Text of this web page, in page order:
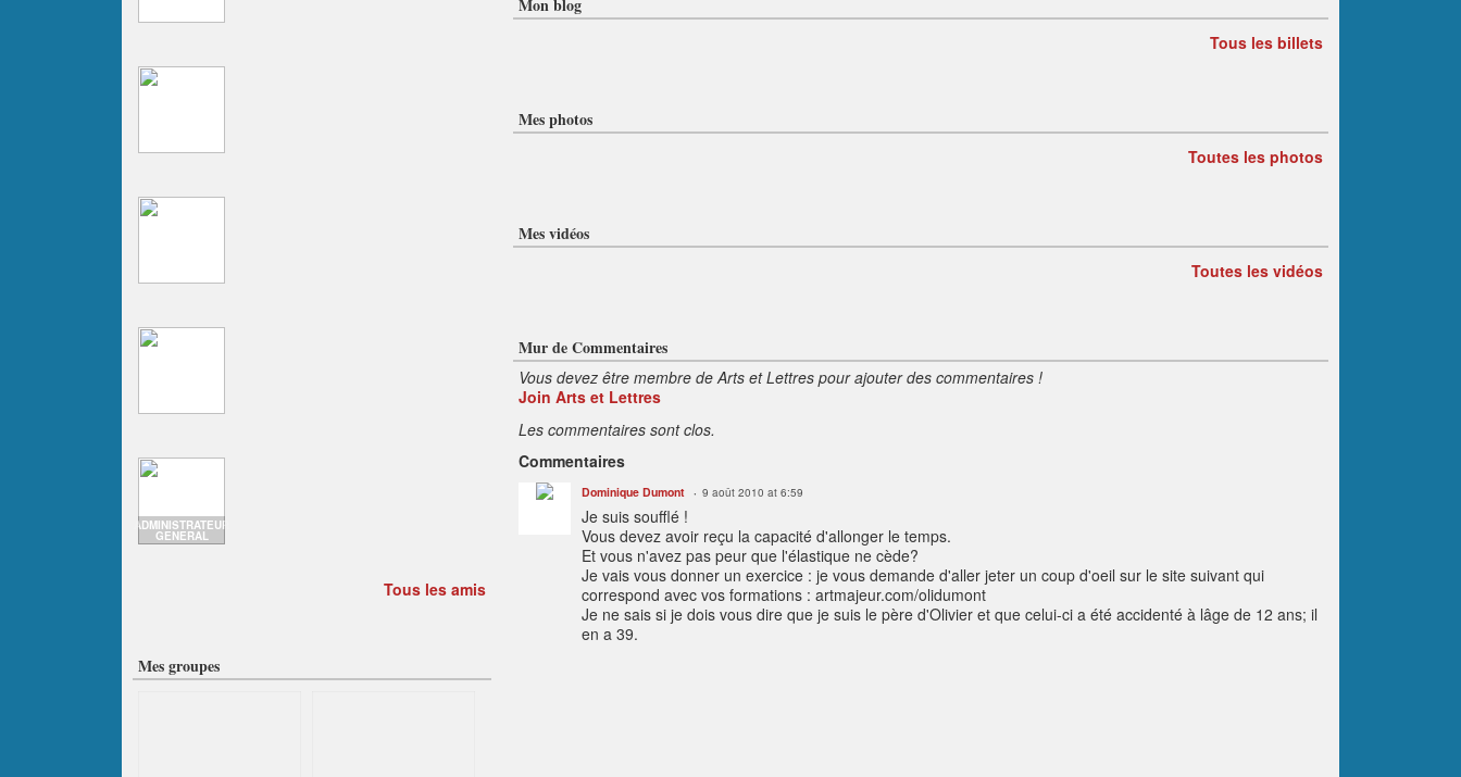
Mon blog
Tous les billets
Mes photos
Toutes les photos
Mes vidéos
Toutes les vidéos
Mur de Commentaires
Vous devez être membre de Arts et Lettres pour ajouter des commentaires !
Join Arts et Lettres
Les commentaires sont clos.
Commentaires
Dominique Dumont 9 août 2010 at 6:59
Je suis soufflé !
Vous devez avoir reçu la capacité d'allonger le temps.
Et vous n'avez pas peur que l'élastique ne cède?
Je vais vous donner un exercice : je vous demande d'aller jeter un coup d'oeil sur le site suivant qui
correspond avec vos formations : artmajeur.com/olidumont
Je ne sais si je dois vous dire que je suis le père d'Olivier et que celui-ci a été accidenté à lâge de 12 ans; il
en a 39.
ADMINISTRATEUR
GENERAL
Tous les amis
Mes groupes